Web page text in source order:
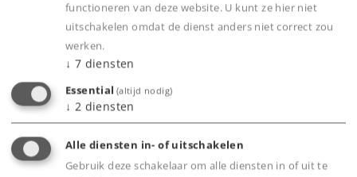
Bijbehorende producten
functioneren van deze website. U kunt ze hier niet
uitschakelen omdat de dienst anders niet correct zou
werken.
↓ 7 diensten
Essential (altijd nodig)
↓ 2 diensten
Alle diensten in- of uitschakelen
Gebruik deze schakelaar om alle diensten in of uit te